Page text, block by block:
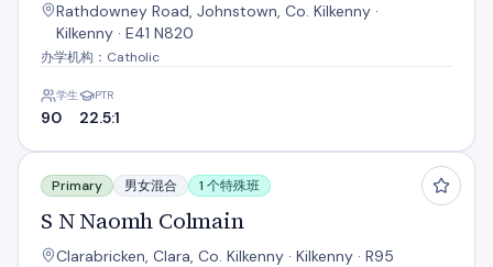
Rathdowney Road, Johnstown, Co. Kilkenny ·
Kilkenny · E41 N820
办学机构：Catholic
学生
90
PTR
22.5:1
S N Naomh Colmain
Primary 男女混合 1 个特殊班
S N Naomh Colmain
Clarabricken, Clara, Co. Kilkenny · Kilkenny · R95